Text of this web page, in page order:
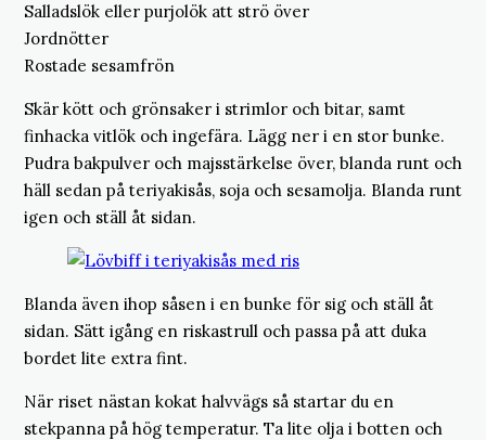
Salladslök eller purjolök att strö över
Jordnötter
Rostade sesamfrön
Skär kött och grönsaker i strimlor och bitar, samt
finhacka vitlök och ingefära. Lägg ner i en stor bunke.
Pudra bakpulver och majsstärkelse över, blanda runt och
häll sedan på teriyakisås, soja och sesamolja. Blanda runt
igen och ställ åt sidan.
Blanda även ihop såsen i en bunke för sig och ställ åt
sidan. Sätt igång en riskastrull och passa på att duka
bordet lite extra fint.
När riset nästan kokat halvvägs så startar du en
stekpanna på hög temperatur. Ta lite olja i botten och